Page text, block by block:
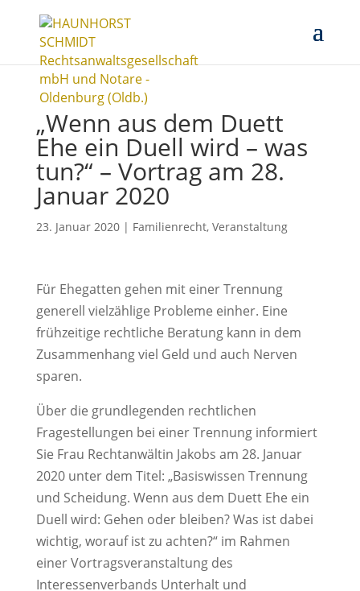
„Wenn aus dem Duett
Ehe ein Duell wird – was
tun?“ – Vortrag am 28.
Januar 2020
23. Januar 2020| Familienrecht, Veranstaltung
Für Ehegatten gehen mit einer Trennung
generell vielzählige Probleme einher. Eine
frühzeitige rechtliche Beratung kann in dem
Zusammenhang viel Geld und auch Nerven
sparen.
Über die grundlegenden rechtlichen
Fragestellungen bei einer Trennung informiert
Sie Frau Rechtanwältin Jakobs am 28. Januar
2020 unter dem Titel: „Basiswissen Trennung
und Scheidung. Wenn aus dem Duett Ehe ein
Duell wird: Gehen oder bleiben? Was ist dabei
wichtig, worauf ist zu achten?“ im Rahmen
einer Vortragsveranstaltung des
Interessenverbands Unterhalt und